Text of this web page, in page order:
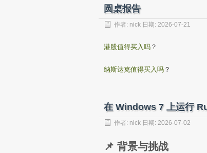
圆桌报告
作者: nick 日期: 2026-07-21
港股值得买入吗 ？
纳斯达克值得买入吗 ？
在 Windows 7 上运行
作者: nick 日期: 2026-07-02
📌 背景与挑战